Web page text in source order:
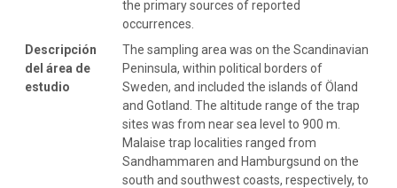
the primary sources of reported
occurrences.
Descripción
del área de
estudio
The sampling area was on the Scandinavian
Peninsula, within political borders of
Sweden, and included the islands of Öland
and Gotland. The altitude range of the trap
sites was from near sea level to 900 m.
Malaise trap localities ranged from
Sandhammaren and Hamburgsund on the
south and southwest coasts, respectively, to